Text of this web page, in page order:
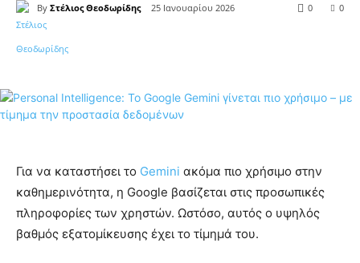
By Στέλιος Θεοδωρίδης 25 Ιανουαρίου 2026 0
0
Για να καταστήσει το Gemini ακόμα πιο χρήσιμο στην
καθημερινότητα, η Google βασίζεται στις προσωπικές
πληροφορίες των χρηστών. Ωστόσο, αυτός ο υψηλός
βαθμός εξατομίκευσης έχει το τίμημά του.